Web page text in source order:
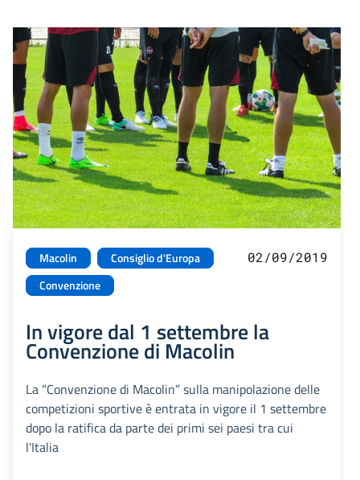
Macolin
Consiglio d'Europa
Convenzione
02/09/2019
In vigore dal 1 settembre la
Convenzione di Macolin
La “Convenzione di Macolin” sulla manipolazione delle
competizioni sportive è entrata in vigore il 1 settembre
dopo la ratifica da parte dei primi sei paesi tra cui
l'Italia